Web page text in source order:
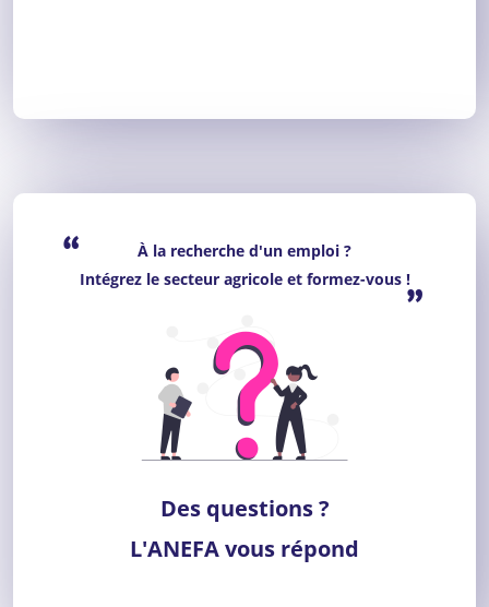
“
À la recherche d'un emploi ?
Intégrez le secteur agricole et formez-vous !”
Des questions ?
L'ANEFA vous répond